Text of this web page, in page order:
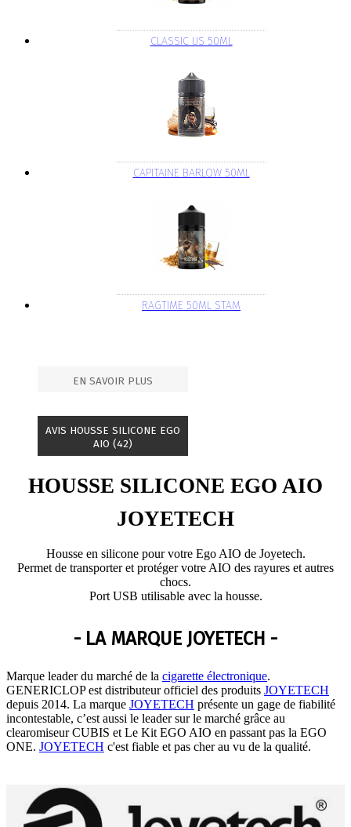
CLASSIC US 50ML
CAPITAINE BARLOW 50ML
RAGTIME 50ML STAM
EN SAVOIR PLUS
AVIS HOUSSE SILICONE EGO
AIO (42)
HOUSSE SILICONE EGO AIO
JOYETECH
Housse en silicone pour votre Ego AIO de Joyetech.
Permet de transporter et protéger votre AIO des rayures et autres
chocs.
Port USB utilisable avec la housse.
- LA MARQUE JOYETECH -
Marque leader du marché de la cigarette électronique.
GENERICLOP est distributeur officiel des produits JOYETECH
depuis 2014. La marque JOYETECH présente un gage de fiabilité
incontestable, c’est aussi le leader sur le marché grâce au
clearomiseur CUBIS et Le Kit EGO AIO en passant pas la EGO
ONE. JOYETECH c'est fiable et pas cher au vu de la qualité.